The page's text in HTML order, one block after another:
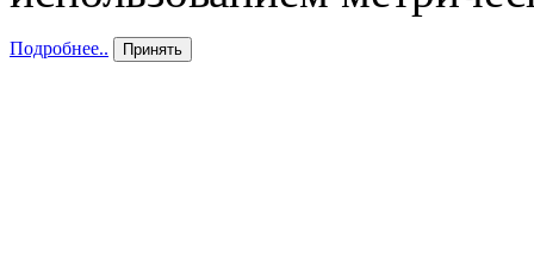
Подробнее.. Принять